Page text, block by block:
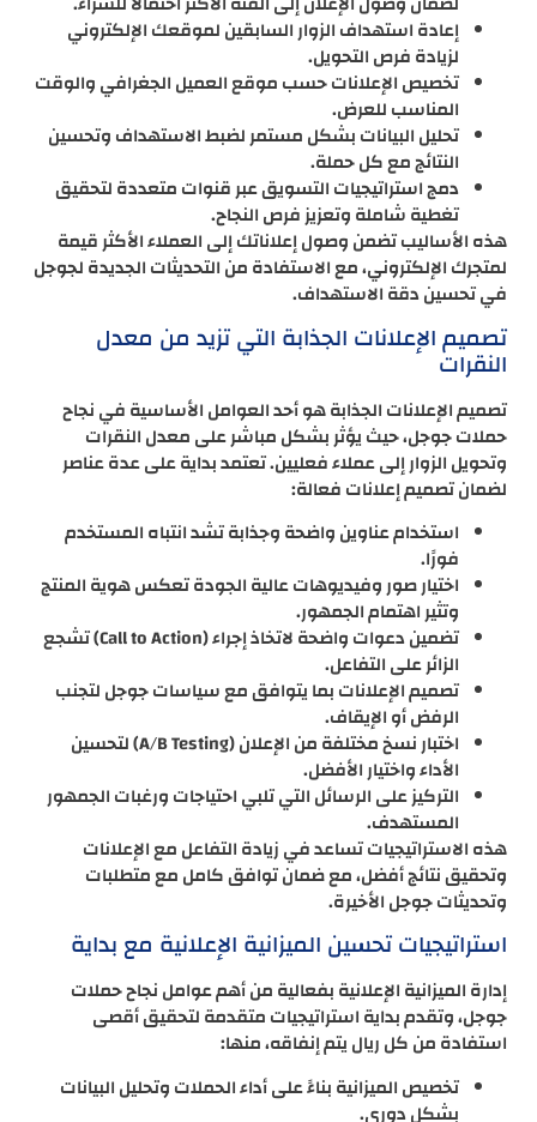
إعادة استهداف الزوار السابقين لموقعك الإلكتروني
لزيادة فرص التحويل.
تخصيص الإعلانات حسب موقع العميل الجغرافي والوقت
المناسب للعرض.
تحليل البيانات بشكل مستمر لضبط الاستهداف وتحسين
النتائج مع كل حملة.
دمج استراتيجيات التسويق عبر قنوات متعددة لتحقيق
تغطية شاملة وتعزيز فرص النجاح.
هذه الأساليب تضمن وصول إعلاناتك إلى العملاء الأكثر قيمة
لمتجرك الإلكتروني، مع الاستفادة من التحديثات الجديدة لجوجل
في تحسين دقة الاستهداف.
تصميم الإعلانات الجذابة التي تزيد من معدل
النقرات
تصميم الإعلانات الجذابة هو أحد العوامل الأساسية في نجاح
حملات جوجل، حيث يؤثر بشكل مباشر على معدل النقرات
وتحويل الزوار إلى عملاء فعليين. تعتمد بداية على عدة عناصر
لضمان تصميم إعلانات فعالة:
استخدام عناوين واضحة وجذابة تشد انتباه المستخدم
فورًا.
اختيار صور وفيديوهات عالية الجودة تعكس هوية المنتج
وتثير اهتمام الجمهور.
تضمين دعوات واضحة لاتخاذ إجراء (Call to Action) تشجع
الزائر على التفاعل.
تصميم الإعلانات بما يتوافق مع سياسات جوجل لتجنب
الرفض أو الإيقاف.
اختبار نسخ مختلفة من الإعلان (A/B Testing) لتحسين
الأداء واختيار الأفضل.
التركيز على الرسائل التي تلبي احتياجات ورغبات الجمهور
المستهدف.
هذه الاستراتيجيات تساعد في زيادة التفاعل مع الإعلانات
وتحقيق نتائج أفضل، مع ضمان توافق كامل مع متطلبات
وتحديثات جوجل الأخيرة.
استراتيجيات تحسين الميزانية الإعلانية مع بداية
إدارة الميزانية الإعلانية بفعالية من أهم عوامل نجاح حملات
جوجل، وتقدم بداية استراتيجيات متقدمة لتحقيق أقصى
استفادة من كل ريال يتم إنفاقه، منها:
تخصيص الميزانية بناءً على أداء الحملات وتحليل البيانات
بشكل دوري.